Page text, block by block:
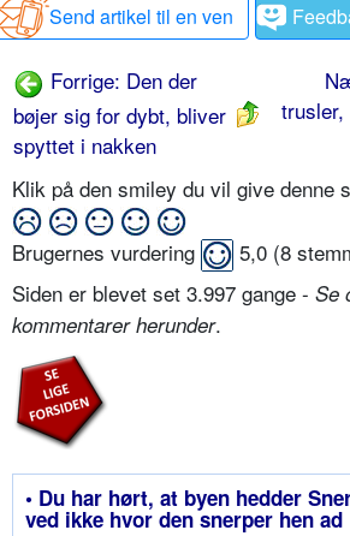
Send artikel til en ven
Forrige: Den der
bøjer sig for dybt, bliver
spyttet i nakken
trusler,
Klik på den smiley du vil give denne
Brugernes vurdering 5,0 (8
Siden er blevet set 3.997 gange - Se
kommentarer herunder.
• Du har hørt, at byen hedder
ved ikke hvor den snerper hen ad